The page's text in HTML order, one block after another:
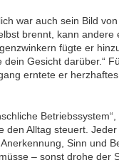
war auch sein Bild
brennt, kann andere
fügte er
Gesicht darüber.“
erntete er
den Alltag steuert.
Sinn und
– sonst drohe der